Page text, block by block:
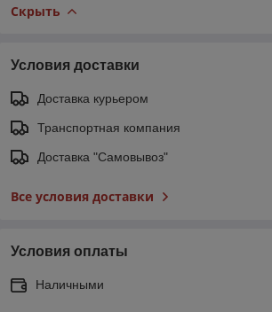
Скрыть
Условия доставки
Доставка курьером
Транспортная компания
Доставка "Самовывоз"
Все условия доставки
Условия оплаты
Наличными